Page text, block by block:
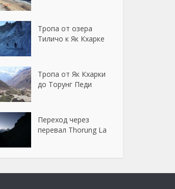
Тропа от озера
Тиличо к Як Кхарке
Тропа от Як Кхарки
до Торунг Педи
Переход через
перевал Thorung La